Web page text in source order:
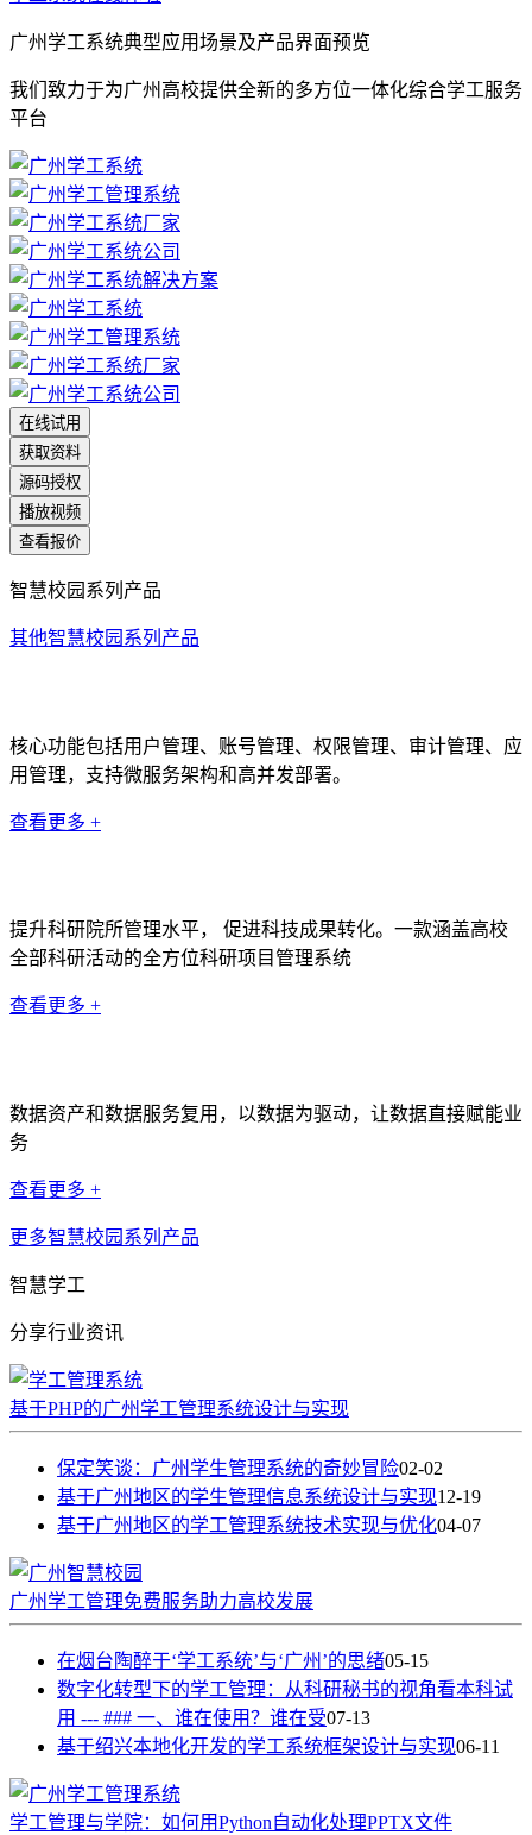
广州学工系统典型应用场景及产品界面预览
我们致力于为广州高校提供全新的多方位一体化综合学工服务
平台
在线试用
获取资料
源码授权
播放视频
查看报价
智慧校园系列产品
其他智慧校园系列产品
核心功能包括用户管理、账号管理、权限管理、审计管理、应
用管理，支持微服务架构和高并发部署。
查看更多 +
提升科研院所管理水平， 促进科技成果转化。一款涵盖高校
全部科研活动的全方位科研项目管理系统
查看更多 +
数据资产和数据服务复用，以数据为驱动，让数据直接赋能业
务
查看更多 +
更多智慧校园系列产品
智慧学工
分享行业资讯
基于PHP的广州学工管理系统设计与实现
保定笑谈：广州学生管理系统的奇妙冒险02-02
基于广州地区的学生管理信息系统设计与实现12-19
基于广州地区的学工管理系统技术实现与优化04-07
广州学工管理免费服务助力高校发展
在烟台陶醉于‘学工系统’与‘广州’的思绪05-15
数字化转型下的学工管理：从科研秘书的视角看本科试
用 --- ### 一、谁在使用？谁在受07-13
基于绍兴本地化开发的学工系统框架设计与实现06-11
学工管理与学院：如何用Python自动化处理PPTX文件